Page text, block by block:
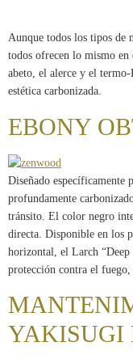
Aunque todos los tipos de
todos ofrecen lo mismo
abeto, el alerce y el
estética carbonizada.
EBONY
Diseñado específicamente
profundamente
tránsito. El color negro
directa. Disponible en los
horizontal, el Larch
protección contra el
YAKISUGI